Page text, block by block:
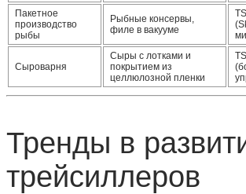
Пакетное
производство
рыбы
Рыбные консервы,
филе в вакууме
Сыроварня
Сыры с лотками и
покрытием из
целлюлозной пленки
Тренды в
трейсиллеров